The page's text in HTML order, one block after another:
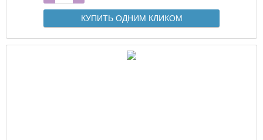
КУПИТЬ ОДНИМ КЛИКОМ